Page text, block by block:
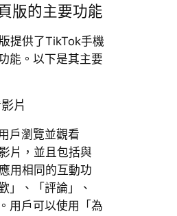
版的主要功能
提供了TikTok手機
能。以下是其主要
片
戶瀏覽並觀看
片，並且包括與
用相同的互動功
」、「評論」、
用戶可以使用「為